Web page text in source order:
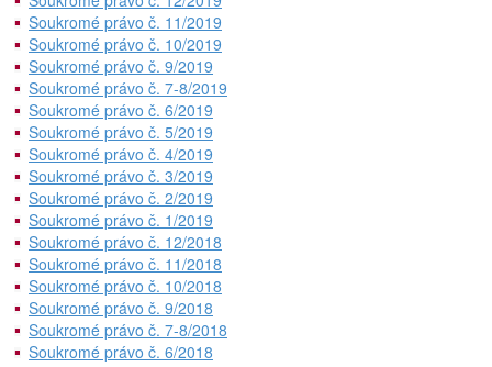
Soukromé právo č. 11/2019
Soukromé právo č. 10/2019
Soukromé právo č. 9/2019
Soukromé právo č. 7-8/2019
Soukromé právo č. 6/2019
Soukromé právo č. 5/2019
Soukromé právo č. 4/2019
Soukromé právo č. 3/2019
Soukromé právo č. 2/2019
Soukromé právo č. 1/2019
Soukromé právo č. 12/2018
Soukromé právo č. 11/2018
Soukromé právo č. 10/2018
Soukromé právo č. 9/2018
Soukromé právo č. 7-8/2018
Soukromé právo č. 6/2018